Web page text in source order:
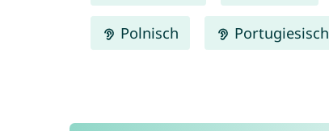
Polnisch Portugiesisch